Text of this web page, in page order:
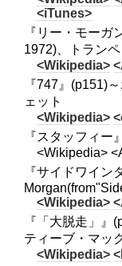
<iTunes>
『リー・モーガ
1972)、トラン
<Wikipedia>
『747』(p151)
ェット
<Wikipedia>
『スタッフィー
<Wikipedia>
『サイドワイン
<Wikipedia>
『「大脱走」』
ティーブ・マッ
<Wikipedia>